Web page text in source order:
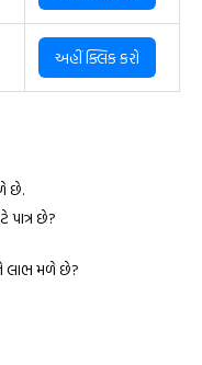
અહીં ક્લિક કરો
છે.
પાત્ર છે?
લાભ મળે છે?